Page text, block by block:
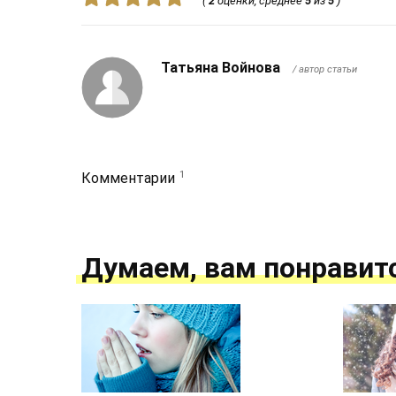
Татьяна Войнова / автор статьи
Комментарии 1
Думаем, вам